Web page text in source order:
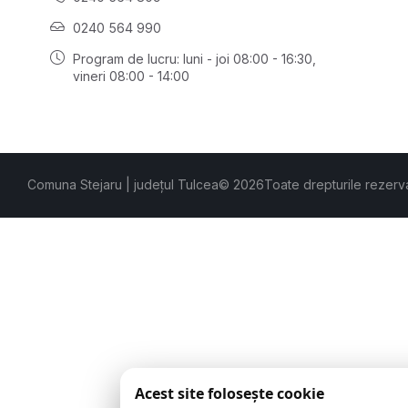
0240 564 990
Program de lucru: luni - joi 08:00 - 16:30,
vineri 08:00 - 14:00
Comuna Stejaru | județul Tulcea© 2026Toate drepturile
Acest site folosește cookie